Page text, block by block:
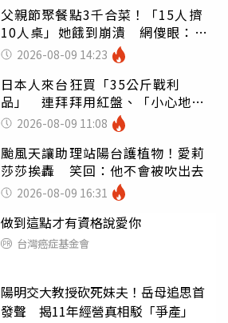
父親節聚餐點3千合菜！「15人擠
10人桌」她餓到崩潰 網傻眼：讓
店家看笑話
2026-08-09 14:23
日本人來台狂買「35公斤戰利
品」 連拜拜用紅盤、「小心地
滑」告示牌也帶回家
2026-08-09 11:08
颱風天讓助理站陽台護植物！愛莉
莎莎挨轟 笑回：他不會被吹出去
2026-08-09 16:31
做到這點才有資格說愛你
台灣癌症基金會
陽明交大教授砍死妹夫！岳母追思首
發聲 揭11年經營真相駁「爭產」